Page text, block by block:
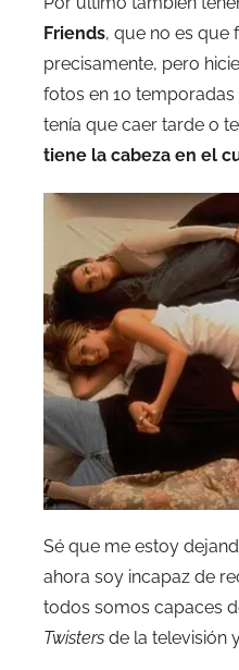
Friends, que no es que
precisamente, pero
fotos en 10
tenía que caer tarde o
tiene la cabeza en el
Sé que me estoy
ahora soy incapaz de
todos somos capaces
Twisters de la televisión